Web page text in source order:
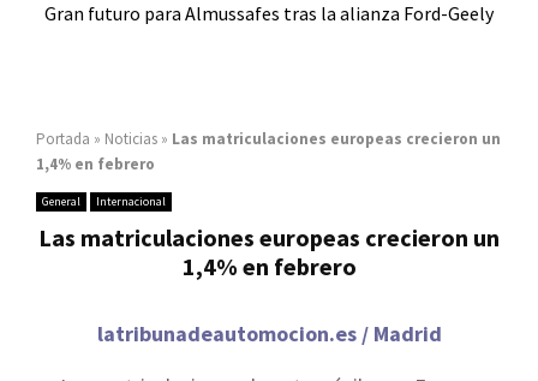
Gran futuro para Almussafes tras la alianza Ford-Geely
Portada » Noticias » Las matriculaciones europeas crecieron un
1,4% en febrero
General Internacional
Las matriculaciones europeas crecieron un
1,4% en febrero
latribunadeautomocion.es / Madrid